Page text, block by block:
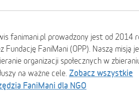
fanimani.pl prowadzony jest od 2014
Fundację FaniMani (OPP). Naszą misją
organizacji społecznych w
na ważne cele. Zobacz wszystkie
FaniMani dla NGO